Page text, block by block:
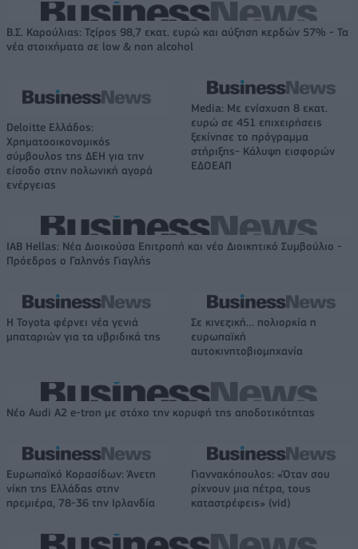
Β.Σ. Καρούλιας: Τζίρος 98,7 εκατ. ευρώ και αύξηση κερδών 57% - Τα
νέα στοιχήματα σε low & non alcohol
Deloitte Ελλάδος:
Χρηματοοικονομικός
σύμβουλος της ΔΕΗ για την
είσοδο στην πολωνική αγορά
ενέργειας
Media: Με ενίσχυση 8 εκατ.
ευρώ σε 451 επιχειρήσεις
ξεκίνησε το πρόγραμμα
στήριξης- Κάλυψη εισφορών
ΕΔΟΕΑΠ
IAB Hellas: Νέα Διοικούσα Επιτροπή και νέο Διοικητικό Συμβούλιο -
Πρόεδρος ο Γαληνός Γιαγλής
Η Toyota φέρνει νέα γενιά
μπαταριών για τα υβριδικά της
Σε κινεζική… πολιορκία η
ευρωπαϊκή
αυτοκινητοβιομηχανία
Νέο Audi A2 e-tron με στόχο την κορυφή της αποδοτικότητας
Ευρωπαϊκό Κορασίδων: Άνετη
νίκη της Ελλάδας στην
πρεμιέρα, 78-36 την Ιρλανδία
Γιαννακόπουλος: «Όταν σου
ρίχνουν μια πέτρα, τους
καταστρέφεις» (vid)